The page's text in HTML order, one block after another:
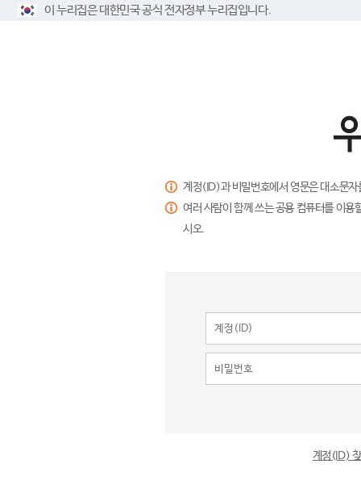
이 누리집은 대한민국 공식 전자정부 누리집입니다.
계정(ID)과 비밀번호에서 영문은 대소문
여러 사람이 함께 쓰는 공용 컴퓨터를 이
시오.
계정(ID)